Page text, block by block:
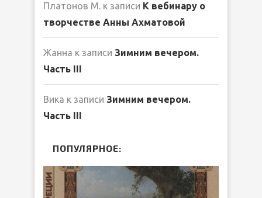
Платонов М. к записи К вебинару о
творчестве Анны Ахматовой
Жанна к записи Зимним вечером.
Часть III
Вика к записи Зимним вечером.
Часть III
ПОПУЛЯРНОЕ: